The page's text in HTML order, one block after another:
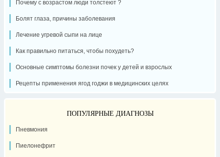
Почему с возрастом люди толстеют ?
Болят глаза, причины заболевания
Лечение угревой сыпи на лице
Как правильно питаться, чтобы похудеть?
Основные симптомы болезни почек у детей и взрослых
Рецепты применения ягод годжи в медицинских целях
ПОПУЛЯРНЫЕ ДИАГНОЗЫ
Пневмония
Пиелонефрит